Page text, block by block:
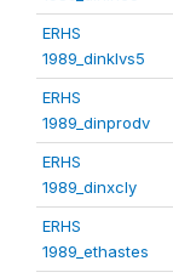
ERHS
1989_dinklvs5
ERHS
1989_dinprodv
ERHS
1989_dinxcly
ERHS
1989_ethastes